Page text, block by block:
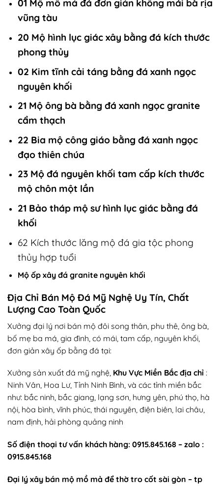
01 Mộ mồ mả đá đơn giản không mái bà rịa
vũng tàu
20 Mộ hình lục giác xây bằng đá kích thước
phong thủy
02 Kim tĩnh cải táng bằng đá xanh ngọc
nguyên khối
21 Mộ ông bà bằng đá xanh ngọc granite
cẩm thạch
22 Bia mộ công giáo bằng đá xanh ngọc
đạo thiên chúa
23 Mộ đá nguyên khối tam cấp kích thước
mộ chôn một lần
21 Bảo tháp mộ sư hình lục giác bằng đá
khối
62 Kích thước lăng mộ đá gia tộc phong
thủy hợp tuổi
Mộ ốp xây đá granite nguyên khối
Địa Chỉ Bán Mộ Đá Mỹ Nghệ Uy Tín, Chất
Lượng Cao Toàn Quốc
Xưởng đại lý nơi bán mộ đôi song thân, phu thê, ông bà,
bố mẹ ba má, gia đình, có mái, tam cấp, nguyên khối,
đơn giản xây ốp bằng đá tại:
Xưởng sản xuất đá mỹ nghệ, Khu Vực Miền Bắc địa chỉ :
Ninh Vân, Hoa Lư, Tỉnh Ninh Bình, và các tỉnh miền bắc
như: bắc ninh, bắc giang, lạng sơn, hưng yên, phú thọ, hà
nội, hòa bình, vĩnh phúc, thái nguyên, điện biên, lai châu,
nam định, hải phòng quảng ninh
Số điện thoại tư vấn khách hàng: 0915.845.168 – zalo :
0915.845.168
Đại lý xây bán mộ mồ mả để thờ tro cốt sài gòn – tp